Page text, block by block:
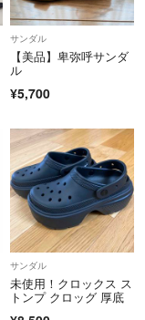
サンダル
【美品】卑弥呼サンダ
ル
¥5,700
サンダル
未使用！クロックス ス
トンプ クロッグ 厚底